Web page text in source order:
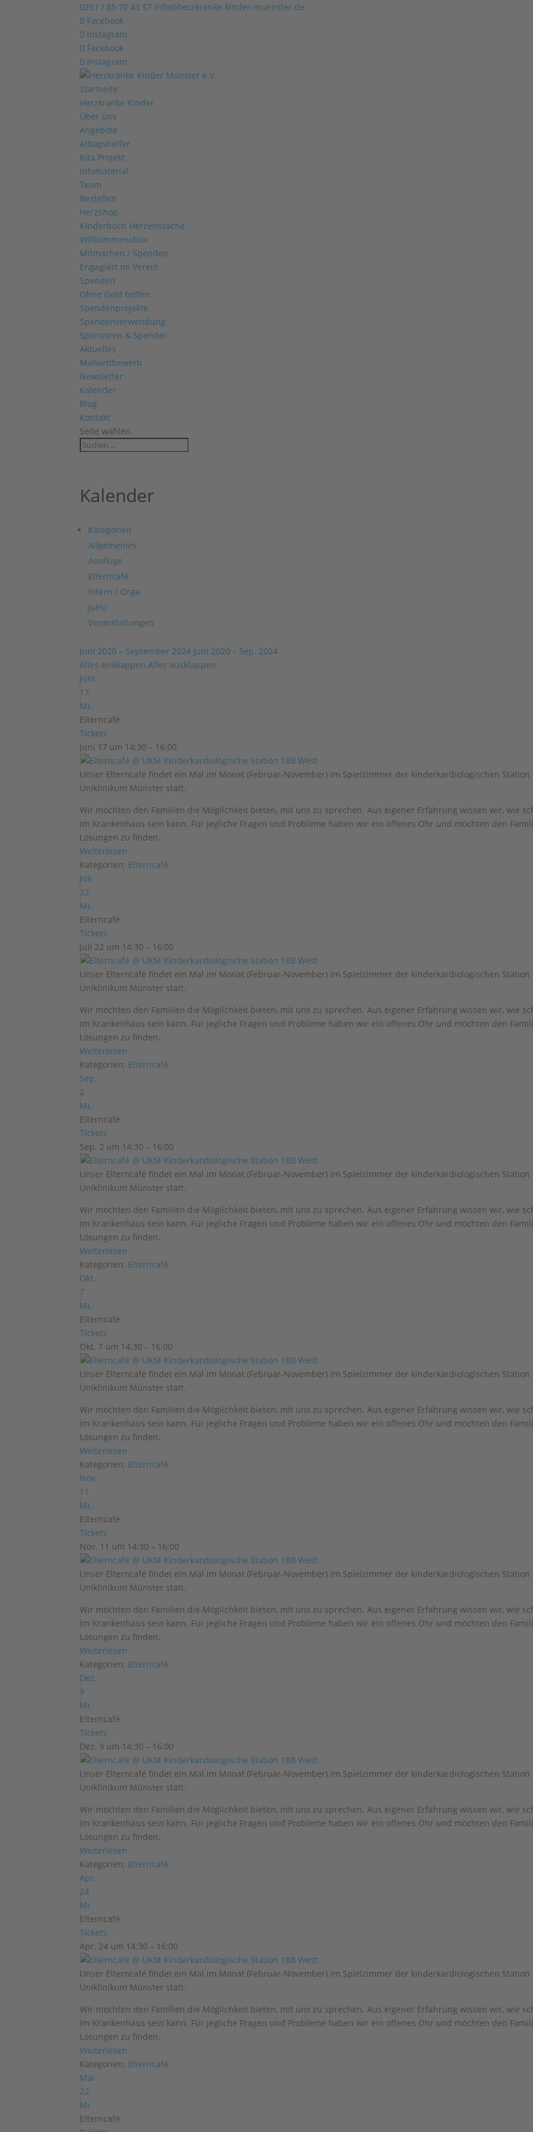
0251 / 85 70 43 57 info@herzkranke-kinder-muenster.de
Facebook
Instagram
Facebook
Instagram
Startseite
Herzkranke Kinder
Über uns
Angebote
Alltagshelfer
Kita Projekt
Infomaterial
Team
Bestellen
HerzShop
Kinderbuch Herzenssache
Willkommensbox
Mitmachen / Spenden
Engagiert im Verein
Spenden
Ohne Geld helfen
Spendenprojekte
Spendenverwendung
Sponsoren & Spender
Aktuelles
Malwettbewerb
Newsletter
Kalender
Blog
Kontakt
Seite wählen
Kalender
Kategorien
Allgemeines
Ausflüge
Elterncafé
Intern / Orga
JuHu
Veranstaltungen
Juni 2020 – September 2024 Juni 2020 – Sep. 2024
Alles einklappenAlles ausklappen
Juni
17
Mi.
Elterncafé
Tickets
Juni 17 um 14:30 – 16:00
Unser Elterncafé findet ein Mal im Monat (Februar-November) im Spielzimmer der kinderkardiologischen Station
Uniklinikum Münster statt.
Wir möchten den Familien die Möglichkeit bieten, mit uns zu sprechen. Aus eigener Erfahrung wissen wir, wie
im Krankenhaus sein kann. Für jegliche Fragen und Probleme haben wir ein offenes Ohr und möchten den
Lösungen zu finden.
Weiterlesen
Kategorien: Elterncafé
Juli
22
Mi.
Elterncafé
Tickets
Juli 22 um 14:30 – 16:00
Unser Elterncafé findet ein Mal im Monat (Februar-November) im Spielzimmer der kinderkardiologischen Station
Uniklinikum Münster statt.
Wir möchten den Familien die Möglichkeit bieten, mit uns zu sprechen. Aus eigener Erfahrung wissen wir, wie
im Krankenhaus sein kann. Für jegliche Fragen und Probleme haben wir ein offenes Ohr und möchten den
Lösungen zu finden.
Weiterlesen
Kategorien: Elterncafé
Sep.
2
Mi.
Elterncafé
Tickets
Sep. 2 um 14:30 – 16:00
Unser Elterncafé findet ein Mal im Monat (Februar-November) im Spielzimmer der kinderkardiologischen Station
Uniklinikum Münster statt.
Wir möchten den Familien die Möglichkeit bieten, mit uns zu sprechen. Aus eigener Erfahrung wissen wir, wie
im Krankenhaus sein kann. Für jegliche Fragen und Probleme haben wir ein offenes Ohr und möchten den
Lösungen zu finden.
Weiterlesen
Kategorien: Elterncafé
Okt.
7
Mi.
Elterncafé
Tickets
Okt. 7 um 14:30 – 16:00
Unser Elterncafé findet ein Mal im Monat (Februar-November) im Spielzimmer der kinderkardiologischen Station
Uniklinikum Münster statt.
Wir möchten den Familien die Möglichkeit bieten, mit uns zu sprechen. Aus eigener Erfahrung wissen wir, wie
im Krankenhaus sein kann. Für jegliche Fragen und Probleme haben wir ein offenes Ohr und möchten den
Lösungen zu finden.
Weiterlesen
Kategorien: Elterncafé
Nov.
11
Mi.
Elterncafé
Tickets
Nov. 11 um 14:30 – 16:00
Unser Elterncafé findet ein Mal im Monat (Februar-November) im Spielzimmer der kinderkardiologischen Station
Uniklinikum Münster statt.
Wir möchten den Familien die Möglichkeit bieten, mit uns zu sprechen. Aus eigener Erfahrung wissen wir, wie
im Krankenhaus sein kann. Für jegliche Fragen und Probleme haben wir ein offenes Ohr und möchten den
Lösungen zu finden.
Weiterlesen
Kategorien: Elterncafé
Dez.
9
Mi.
Elterncafé
Tickets
Dez. 9 um 14:30 – 16:00
Unser Elterncafé findet ein Mal im Monat (Februar-November) im Spielzimmer der kinderkardiologischen Station
Uniklinikum Münster statt.
Wir möchten den Familien die Möglichkeit bieten, mit uns zu sprechen. Aus eigener Erfahrung wissen wir, wie
im Krankenhaus sein kann. Für jegliche Fragen und Probleme haben wir ein offenes Ohr und möchten den
Lösungen zu finden.
Weiterlesen
Kategorien: Elterncafé
Apr.
24
Mi.
Elterncafé
Tickets
Apr. 24 um 14:30 – 16:00
Unser Elterncafé findet ein Mal im Monat (Februar-November) im Spielzimmer der kinderkardiologischen Station
Uniklinikum Münster statt.
Wir möchten den Familien die Möglichkeit bieten, mit uns zu sprechen. Aus eigener Erfahrung wissen wir, wie
im Krankenhaus sein kann. Für jegliche Fragen und Probleme haben wir ein offenes Ohr und möchten den
Lösungen zu finden.
Weiterlesen
Kategorien: Elterncafé
Mai
22
Mi.
Elterncafé